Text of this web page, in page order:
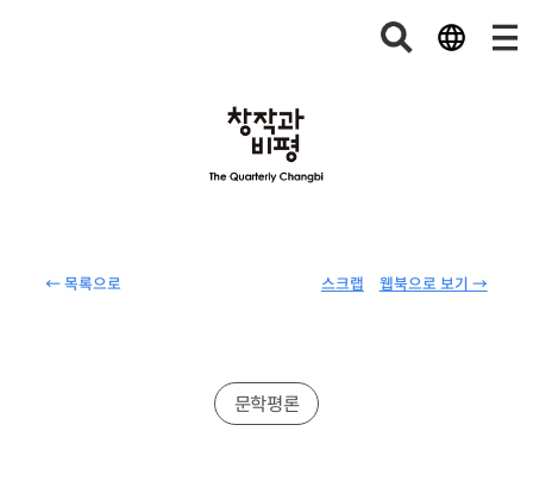
← 목록으로 웹북으로 보기 →
스크랩
문학평론